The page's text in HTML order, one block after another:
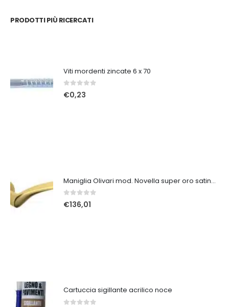
PRODOTTI PIÙ RICERCATI
Viti mordenti zincate 6 x 70
0Su 5
€0,23
Maniglia Olivari mod. Novella super oro satinato
0Su 5
€136,01
Cartuccia sigillante acrilico noce